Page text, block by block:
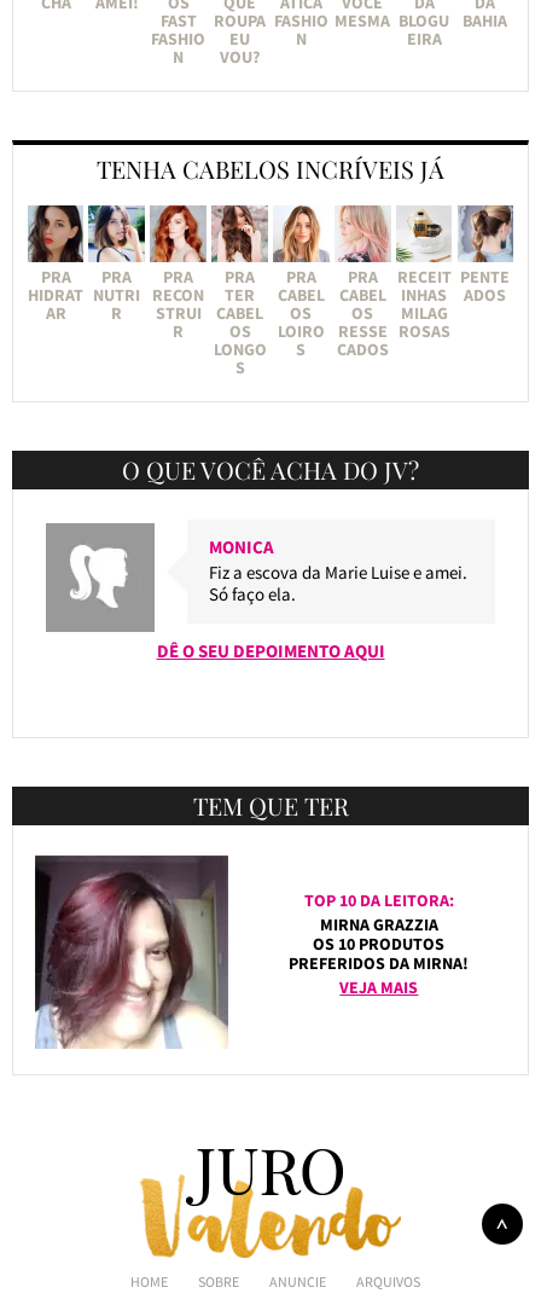
FAST
FASHIO
N
ROUPA
EU
VOU?
FASHIO
N
MESMA BLOGU
EIRA
BAHIA
TENHA CABELOS INCRÍVEIS JÁ
PRA
HIDRAT
AR
PRA
NUTRI
R
PRA
RECON
STRUI
R
PRA
TER
CABEL
OS
LONGO
S
PRA
CABEL
OS
LOIRO
S
PRA
CABEL
OS
RESSE
CADOS
RECEIT
INHAS
MILAG
ROSAS
PENTE
ADOS
O QUE VOCÊ ACHA DO JV?
MONICA
Fiz a escova da Marie Luise e amei.
Só faço ela.
DÊ O SEU DEPOIMENTO AQUI
TEM QUE TER
TOP 10 DA LEITORA:
MIRNA GRAZZIA
OS 10 PRODUTOS
PREFERIDOS DA MIRNA!
VEJA MAIS
HOME SOBRE ANUNCIE ARQUIVOS